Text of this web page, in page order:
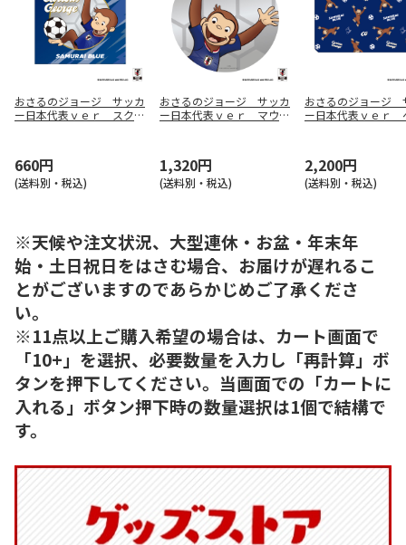
おさるのジョージ サッカ
ー日本代表ｖｅｒ スクエ
660円
(送料別・税込)
おさるのジョージ サッカ
ー日本代表ｖｅｒ マウス
1,320円
(送料別・税込)
おさるのジョージ
ー日本代表ｖｅｒ
2,200円
(送料別・税込)
※天候や注文状況、大型連休・お盆・年末年
始・土日祝日をはさむ場合、お届けが遅れるこ
とがございますのであらかじめご了承くださ
い。
※11点以上ご購入希望の場合は、カート画面で
「10+」を選択、必要数量を入力し「再計算」ボ
タンを押下してください。当画面での「カートに
入れる」ボタン押下時の数量選択は1個で結構で
す。